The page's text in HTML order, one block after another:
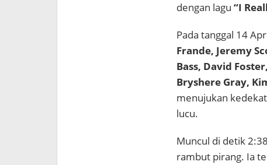
dengan lagu “I
Pada tanggal 14
Frande, Jeremy
Bass, David
Bryshere Gray,
menujukan
lucu.
Muncul di detik
rambut pirang. Ia